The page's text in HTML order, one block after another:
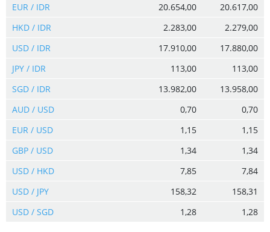
EUR / IDR
20.654,00
20.617,00
HKD / IDR
2.283,00
2.279,00
USD / IDR
17.910,00
17.880,00
JPY / IDR
113,00
113,00
SGD / IDR
13.982,00
13.958,00
AUD / USD
0,70
0,70
EUR / USD
1,15
1,15
GBP / USD
1,34
1,34
USD / HKD
7,85
7,84
USD / JPY
158,32
158,31
USD / SGD
1,28 1,28